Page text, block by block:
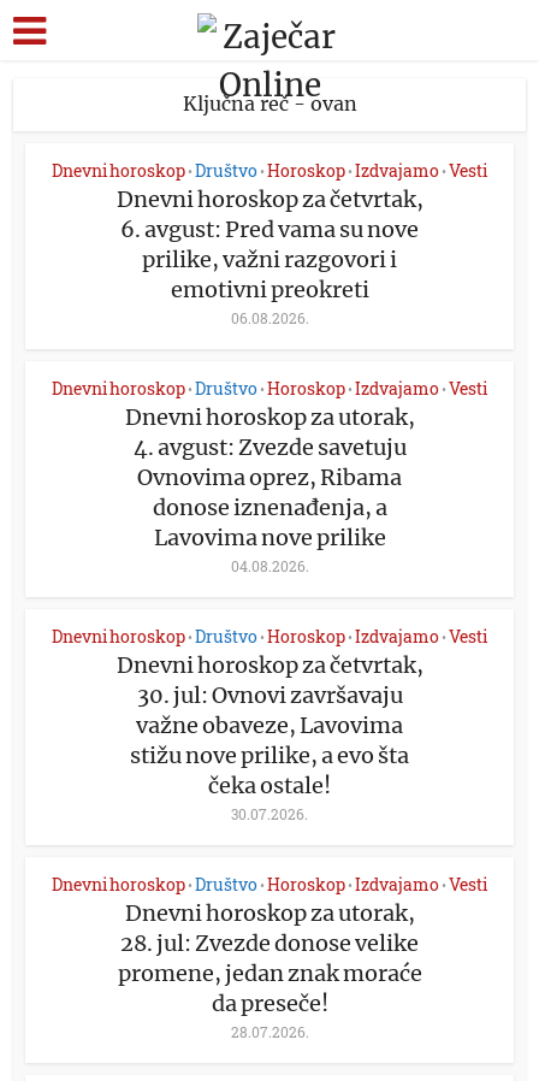
Ključna reč - ovan
Dnevni horoskop•Društvo•Horoskop•Izdvajamo•Vesti
Dnevni horoskop za četvrtak,
6. avgust: Pred vama su nove
prilike, važni razgovori i
emotivni preokreti
06.08.2026.
Dnevni horoskop•Društvo•Horoskop•Izdvajamo•Vesti
Dnevni horoskop za utorak,
4. avgust: Zvezde savetuju
Ovnovima oprez, Ribama
donose iznenađenja, a
Lavovima nove prilike
04.08.2026.
Dnevni horoskop•Društvo•Horoskop•Izdvajamo•Vesti
Dnevni horoskop za četvrtak,
30. jul: Ovnovi završavaju
važne obaveze, Lavovima
stižu nove prilike, a evo šta
čeka ostale!
30.07.2026.
Dnevni horoskop•Društvo•Horoskop•Izdvajamo•Vesti
Dnevni horoskop za utorak,
28. jul: Zvezde donose velike
promene, jedan znak moraće
da preseče!
28.07.2026.